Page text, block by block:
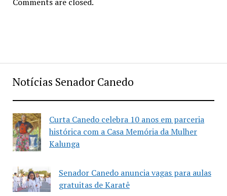
Notícias Senador Canedo
Curta Canedo celebra 10 anos em parceria
histórica com a Casa Memória da Mulher
Kalunga
Senador Canedo anuncia vagas para aulas
gratuitas de Karatê